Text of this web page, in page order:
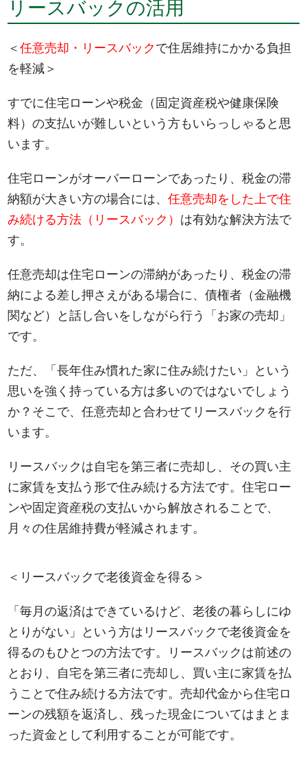
リースバックの活用
＜任意売却・リースバック で住居維持にかかる負担
を軽減＞
すでに住宅ローンや税金（固定資産税や健康保険
料）の支払いが難しいという方もいらっしゃると思
います。
住宅ローンがオーバーローンであったり、税金の滞
納額が大きい方の場合には、任意売却をした上で住
み続ける方法（リースバック） は有効な解決方法で
す。
任意売却は住宅ローンの滞納があったり、税金の滞
納による差し押さえがある場合に、債権者（金融機
関など）と話し合いをしながら行う「お家の売却」
です。
ただ、「長年住み慣れた家に住み続けたい」という
思いを強く持っている方は多いのではないでしょう
か？そこで、任意売却と合わせてリースバックを行
います。
リースバックは自宅を第三者に売却し、その買い主
に家賃を支払う形で住み続ける方法です。住宅ロー
ンや固定資産税の支払いから解放されることで、
月々の住居維持費が軽減されます。
＜リースバックで老後資金を得る＞
「毎月の返済はできているけど、老後の暮らしにゆ
とりがない」という方はリースバックで老後資金を
得るのもひとつの方法です。リースバックは前述の
とおり、自宅を第三者に売却し、買い主に家賃を払
うことで住み続ける方法です。売却代金から住宅ロ
ーンの残額を返済し、残った現金についてはまとま
った資金として利用することが可能です。